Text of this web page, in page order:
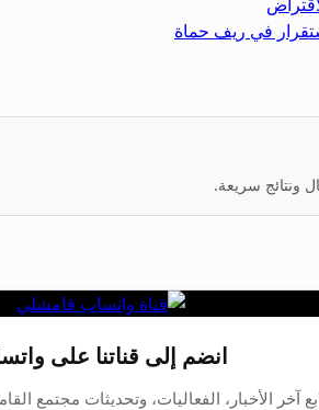
في ريف حماة
ونتائج سريعة.
انضم إلى قناتنا على
آخر الأخبار، الفعاليات، وتحديثات مجتمع